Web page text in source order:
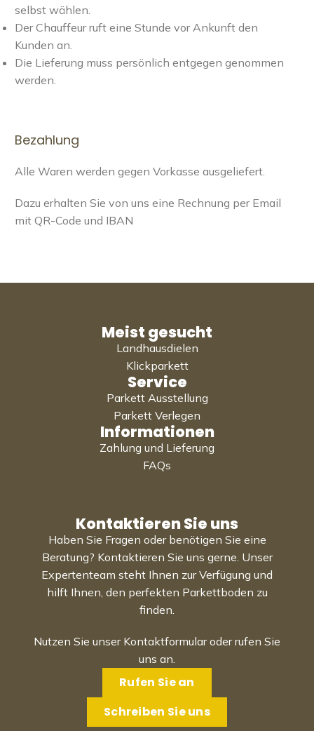
selbst wählen.
Der Chauffeur ruft eine Stunde vor Ankunft den
Kunden an.
Die Lieferung muss persönlich entgegen genommen
werden.
Bezahlung
Alle Waren werden gegen Vorkasse ausgeliefert.
Dazu erhalten Sie von uns eine Rechnung per Email
mit QR-Code und IBAN
Meist gesucht
Landhausdielen
Klickparkett
Service
Parkett Ausstellung
Parkett Verlegen
Informationen
Zahlung und Lieferung
FAQs
Kontaktieren Sie uns
Haben Sie Fragen oder benötigen Sie eine
Beratung? Kontaktieren Sie uns gerne. Unser
Expertenteam steht Ihnen zur Verfügung und
hilft Ihnen, den perfekten Parkettboden zu
finden.
Nutzen Sie unser Kontaktformular oder rufen Sie
uns an.
Rufen Sie an
Schreiben Sie uns